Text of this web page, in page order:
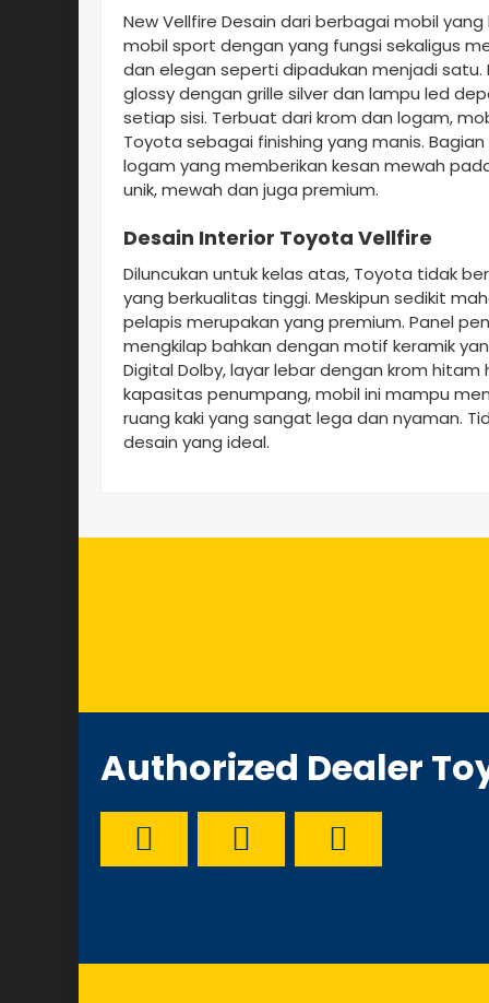
New Vellfire Desain dari berbagai mobil
mobil sport dengan yang fungsi sekaligus
dan elegan seperti dipadukan menjadi
glossy dengan grille silver dan lampu led
setiap sisi. Terbuat dari krom dan logam,
Toyota sebagai finishing yang manis.
logam yang memberikan kesan mewah
unik, mewah dan juga premium.
Desain Interior Toyota Vellfire
Diluncukan untuk kelas atas, Toyota tidak
yang berkualitas tinggi. Meskipun sedikit
pelapis merupakan yang premium. Panel
mengkilap bahkan dengan motif keramik
Digital Dolby, layar lebar dengan krom
kapasitas penumpang, mobil ini mampu
ruang kaki yang sangat lega dan nyaman.
desain yang ideal.
Authorized Dealer